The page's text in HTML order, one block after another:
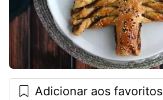
Adicionar aos favoritos